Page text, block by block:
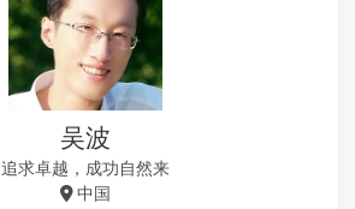
吴波
追求卓越，成功自然来
中国